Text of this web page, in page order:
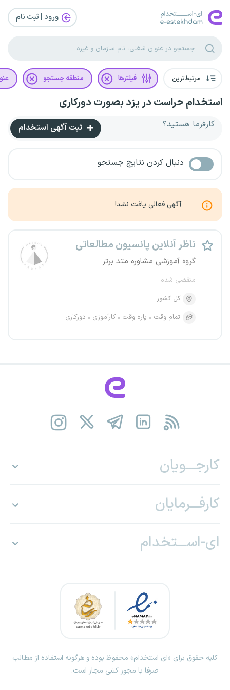
ورود | ثبت‌ نام
مرتبط‌ترین فیلترها منطقه جستجو
استخدام حراست در یزد بصورت دورکاری
کارفرما هستید؟ ثبت آگهی استخدام
دنبال کردن نتایج جستجو
آگهی فعالی یافت نشد!
ناظر آنلاین پانسیون مطالعاتی
گروه آموزشی مشاوره متد برتر
منقضی شده
کل کشور
تمام وقت
پاره وقت کارآموزی دورکاری
کارجـــویان
کارفـــرمایان
ای-اســـتخدام
کلیه حقوق برای «ای استخدام» محفوظ بوده و هرگونه استفاده از مطالب
صرفا با مجوز کتبی مجاز است.